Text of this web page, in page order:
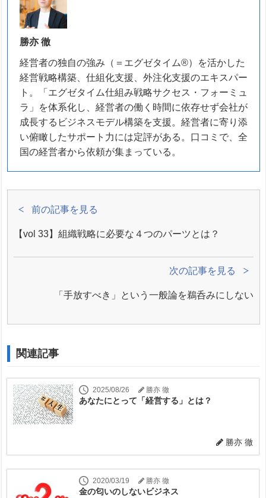
勝亦 徹
経営者の独自の強み（＝エグゼタイム®）を活かした
経営戦略構築、仕組化支援、外注化支援のエキスパー
ト。「エグゼタイム仕組み戦略サクセス・フォーミュ
ラ」を体系化し、経営者の働く時間に依存せず会社が
成長するビジネスモデル構築を支援。経営者に寄り添
い俯瞰したサポート力には定評がある。口コミで、全
国の経営者から依頼が集まっている。
前の記事を見る
【vol 33】組織戦略に必要な４つのパーツとは？
次の記事を見る
「手放すべき」という一般論を鵜呑みにしない
関連記事
2025/08/26 勝亦 徹
あなたにとって「経営する」とは？
勝亦 徹
2020/03/19 勝亦 徹
金の匂いのしないビジネス